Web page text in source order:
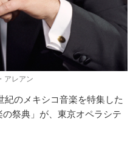
アレアン
のメキシコ音楽を特集した
祭典」が、東京オペラシテ